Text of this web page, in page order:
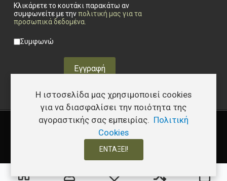
Τα αγαπημένα μου
Σύγκριση
Κλικάρετε το κουτάκι παρακάτω αν
συμφωνείτε με τηνπολιτική μας για τα
προσωπικά δεδομένα.
Privacy checkbox
Συμφωνώ
Εγγραφή
Η ιστοσελίδα μας χρησιμοποιεί cookies
για να διασφαλίσει την ποιότητα της
αγοραστικής σας εμπειρίας. Πολιτική
Cookies
ΕΝΤΆΞΕΙ!